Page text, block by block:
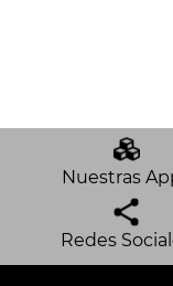
Nuestras
Redes